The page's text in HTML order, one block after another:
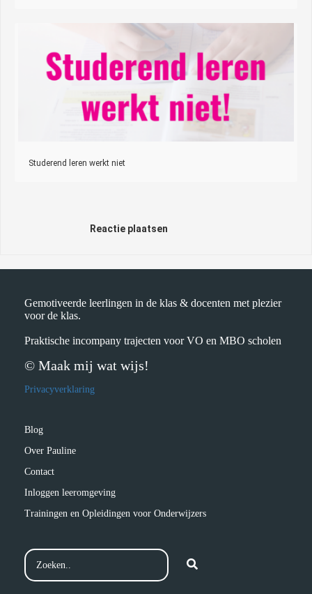
Studerend leren werkt niet
Reactie plaatsen
Gemotiveerde leerlingen in de klas & docenten met plezier
voor de klas.
Praktische incompany trajecten voor VO en MBO scholen
© Maak mij wat wijs!
Privacyverklaring
Blog
Over Pauline
Contact
Inloggen leeromgeving
Trainingen en Opleidingen voor Onderwijzers